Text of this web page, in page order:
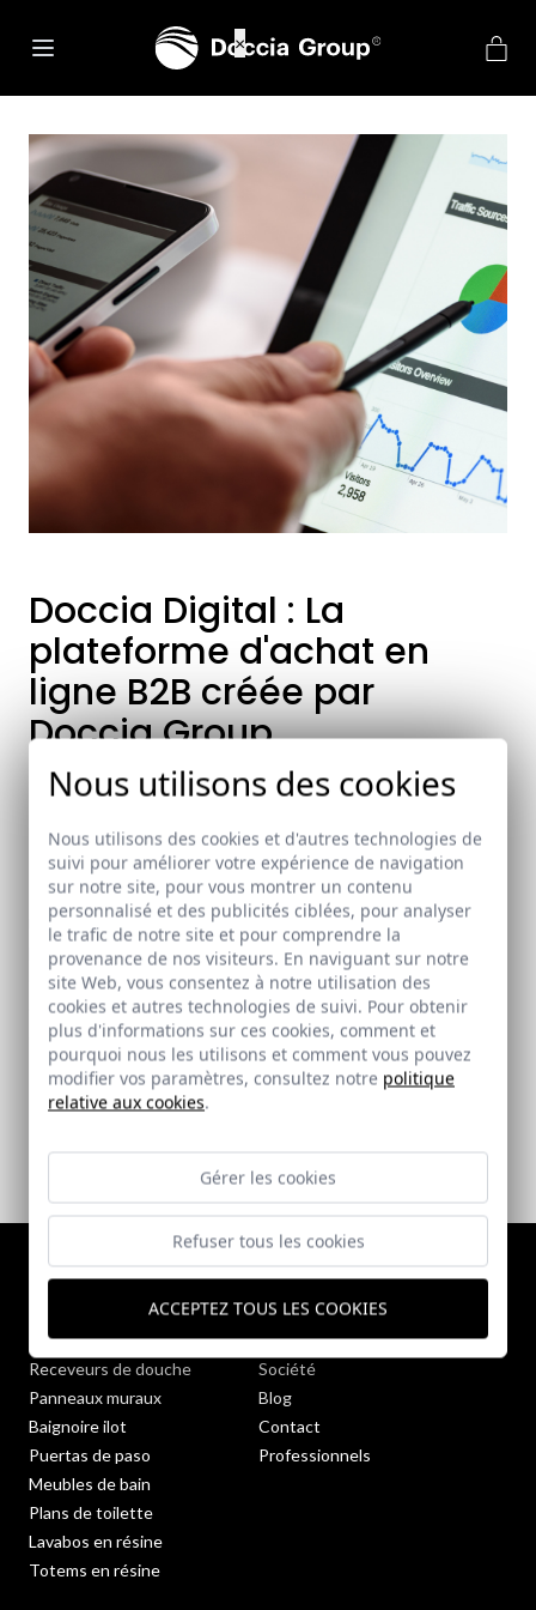
Doccia Digital : La
plateforme d'achat en
ligne B2B créée par
Doccia Group
Doccia Group lance Doccia Digital, une
Doccia Group lance Doccia Digital, une plateforme
numérique pour distributeurs, à travers de laquelle vous
pouvez, non seulement passer vos commandes (standards
et sur mesure), mais aussi consulter votre historique
d'achats, toutes vos factures et avoir une mise à jour
constante.
Parois de douche
Receveurs de douche
Panneaux muraux
Baignoire ilot
Puertas de paso
Meubles de bain
Plans de toilette
Lavabos en résine
Totems en résine
Qualité et Environnement
Société
Blog
Contact
Professionnels
Nous utilisons des cookies
Nous utilisons des cookies et d'autres technologies de
suivi pour améliorer votre expérience de navigation
sur notre site, pour vous montrer un contenu
personnalisé et des publicités ciblées, pour analyser
le trafic de notre site et pour comprendre la
provenance de nos visiteurs. En naviguant sur notre
site Web, vous consentez à notre utilisation des
cookies et autres technologies de suivi. Pour obtenir
plus d'informations sur ces cookies, comment et
pourquoi nous les utilisons et comment vous pouvez
modifier vos paramètres, consultez notre politique
relative aux cookies.
Gérer les cookies
Refuser tous les cookies
ACCEPTEZ TOUS LES COOKIES
×